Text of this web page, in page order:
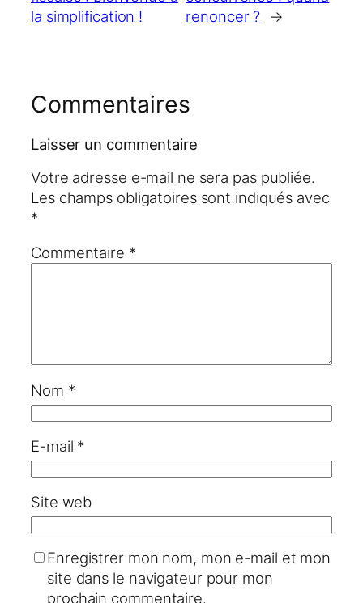
la simplification !
renoncer ? →
Commentaires
Laisser un commentaire
Votre adresse e-mail ne sera pas publiée.
Les champs obligatoires sont indiqués avec
*
Commentaire *
Nom *
E-mail *
Site web
Enregistrer mon nom, mon e-mail et mon
site dans le navigateur pour mon
prochain commentaire.